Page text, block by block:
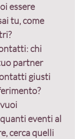
essere
tu, come
: chi
partner
giusti
eventi al
cerca quelli